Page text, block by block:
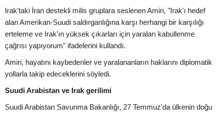
Irak'taki İran destekli milis gruplara seslenen Amiri, "Irak'ı hedef
alan Amerikan-Suudi saldırganlığına karşı herhangi bir karşılığı
erteleme ve Irak'ın yüksek çıkarları için yaraları kabullenme
çağrısı yapıyorum" ifadelerini kullandı.
Amiri, hayatını kaybedenler ve yaralananların haklarını diplomatik
yollarla takip edeceklerini söyledi.
Suudi Arabistan ve Irak gerilimi
Suudi Arabistan Savunma Bakanlığı, 27 Temmuz'da ülkenin doğu